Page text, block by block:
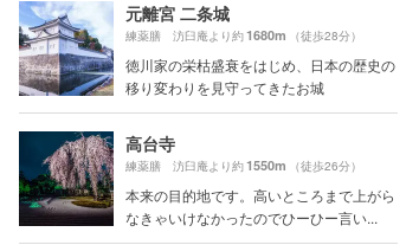
元離宮 二条城
練薬膳 汸臼庵より約1680m （徒歩28分）
徳川家の栄枯盛衰をはじめ、日本の歴史の
移り変わりを見守ってきたお城
高台寺
練薬膳 汸臼庵より約1550m （徒歩26分）
本来の目的地です。高いところまで上がら
なきゃいけなかったのでひーひー言い...